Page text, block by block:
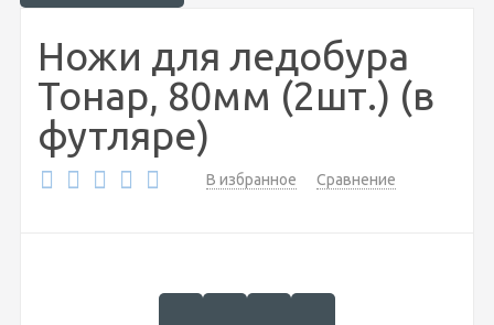
Ножи для ледобура
Тонар, 80мм (2шт.) (в
футляре)
В избранное Сравнение